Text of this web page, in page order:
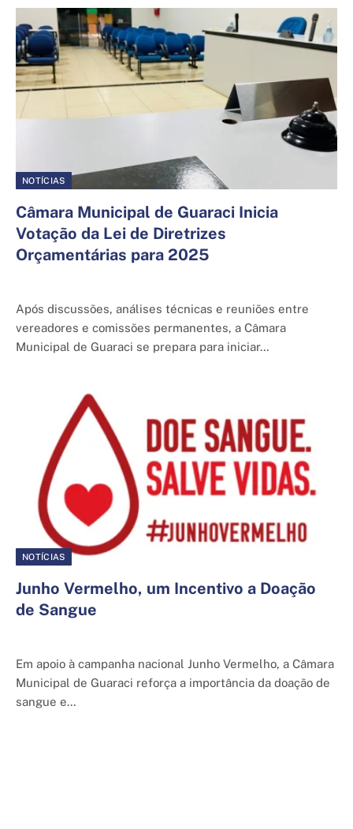
NOTÍCIAS
Câmara Municipal de Guaraci Inicia
Votação da Lei de Diretrizes
Orçamentárias para 2025
Após discussões, análises técnicas e reuniões entre
vereadores e comissões permanentes, a Câmara
Municipal de Guaraci se prepara para iniciar…
NOTÍCIAS
Junho Vermelho, um Incentivo a Doação
de Sangue
Em apoio à campanha nacional Junho Vermelho, a Câmara
Municipal de Guaraci reforça a importância da doação de
sangue e…